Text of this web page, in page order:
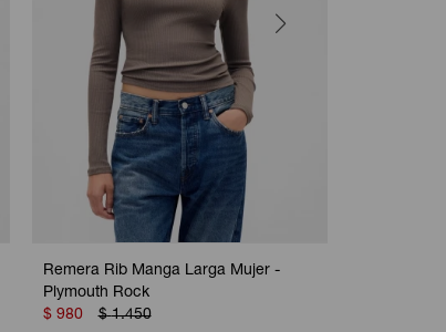
Remera Rib Manga Larga Mujer -
Plymouth Rock
$ 980 $ 1.450